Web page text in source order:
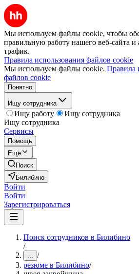
Мы используем файлы cookie, чтобы
правильную работу нашего веб-сайта и
трафик.
Правила использования файлов cookie
Мы используем файлы cookie. Правила
файлов cookie
Понятно
Ищу сотрудника
Ищу работу
Ищу сотрудника
Ищу сотрудника
Сервисы
Помощь
Ещё
Поиск
Билибино
Войти
Войти
Зарегистрироваться
Поиск сотрудников в Билибино
/
... /
резюме в Билибино/